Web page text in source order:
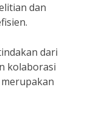
dan
dari
kolaborasi